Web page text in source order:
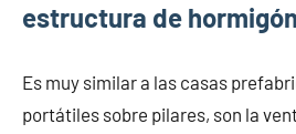
estructura de
Es muy similar a las casas
portátiles sobre pilares, son la